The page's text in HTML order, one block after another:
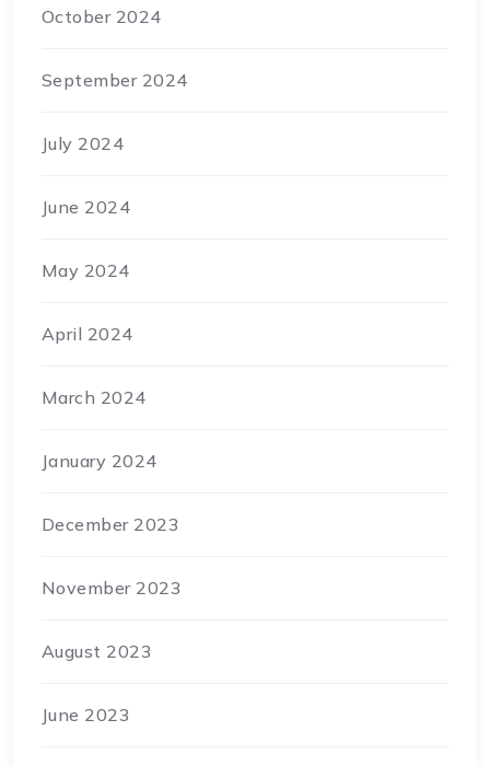
October 2024
September 2024
July 2024
June 2024
May 2024
April 2024
March 2024
January 2024
December 2023
November 2023
August 2023
June 2023